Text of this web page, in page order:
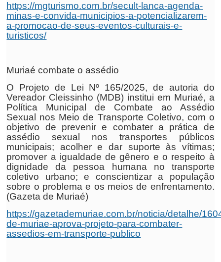
https://mgturismo.com.br/secult-lanca-agenda-
minas-e-convida-municipios-a-potencializarem-
a-promocao-de-seus-eventos-culturais-e-
turisticos/
Muriaé combate o assédio
O Projeto de Lei Nº 165/2025, de autoria do
Vereador Cleissinho (MDB) institui em Muriaé, a
Política Municipal de Combate ao Assédio
Sexual nos Meio de Transporte Coletivo, com o
objetivo de prevenir e combater a prática de
assédio sexual nos transportes públicos
municipais; acolher e dar suporte às vítimas;
promover a igualdade de gênero e o respeito à
dignidade da pessoa humana no transporte
coletivo urbano; e conscientizar a população
sobre o problema e os meios de enfrentamento.
(Gazeta de Muriaé)
https://gazetademuriae.com.br/noticia/detalhe/
de-muriae-aprova-projeto-para-combater-
assedios-em-transporte-publico